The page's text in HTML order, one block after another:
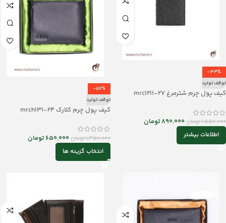
-43%
توقف تولید
کیف پول چرم شترمرغ mrc1211-27
1,550,000تومان890,000تومان
اطلاعات بیشتر
-52%
توقف تولید
کیف پول چرم کلارک mrch131-24
1,350,000تومان650,000 تومان
انتخاب گزینه ها